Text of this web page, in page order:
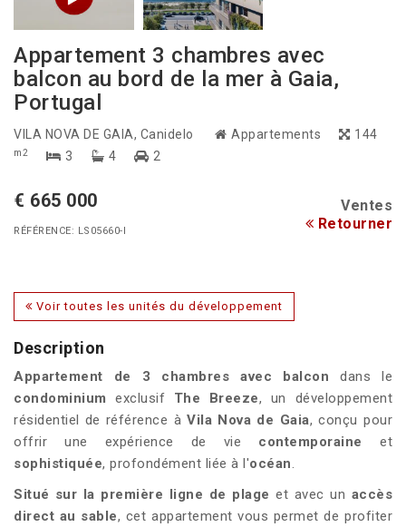
Appartement 3 chambres avec
balcon au bord de la mer à Gaia,
Portugal
VILA NOVA DE GAIA, Canidelo Appartements 144
m2 3 4 2
€ 665 000 Ventes
RÉFÉRENCE: LS05660-I Retourner
Voir toutes les unités du développement
Description
Appartement de 3 chambres avec balcon dans le
condominium exclusif The Breeze, un développement
résidentiel de référence à Vila Nova de Gaia, conçu pour
offrir une expérience de vie contemporaine
et
sophistiquée, profondément liée à l'océan.
Situé sur la première ligne de plage et avec un accès
direct au sable, cet appartement vous permet de profiter